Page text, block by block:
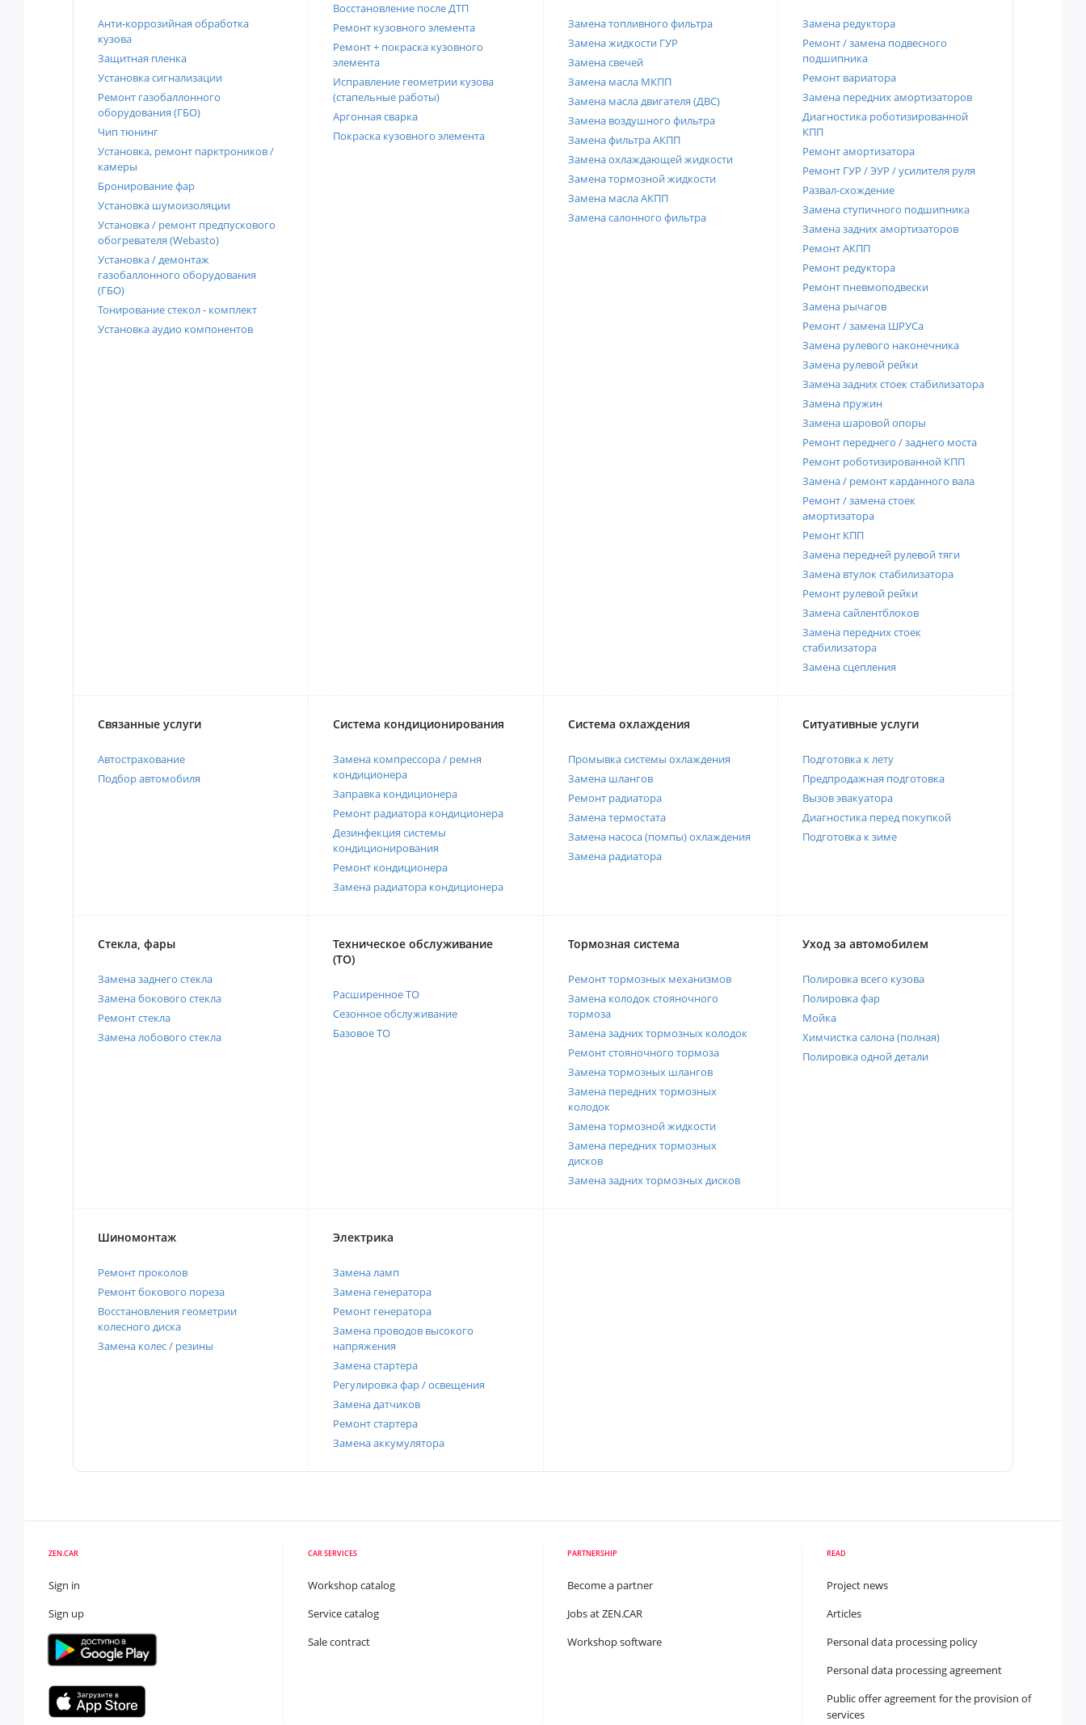
Анти-коррозийная обработка
кузова
Защитная пленка
Установка сигнализации
Ремонт газобаллонного
оборудования (ГБО)
Чип тюнинг
Установка, ремонт парктроников /
камеры
Бронирование фар
Установка шумоизоляции
Установка / ремонт предпускового
обогревателя (Webasto)
Установка / демонтаж
газобаллонного оборудования
(ГБО)
Тонирование стекол - комплект
Установка аудио компонентов
Восстановление после ДТП
Ремонт кузовного элемента
Ремонт + покраска кузовного
элемента
Исправление геометрии кузова
(стапельные работы)
Аргонная сварка
Покраска кузовного элемента
Замена топливного фильтра
Замена жидкости ГУР
Замена свечей
Замена масла МКПП
Замена масла двигателя (ДВС)
Замена воздушного фильтра
Замена фильтра АКПП
Замена охлаждающей жидкости
Замена тормозной жидкости
Замена масла АКПП
Замена салонного фильтра
Замена редуктора
Ремонт / замена подвесного
подшипника
Ремонт вариатора
Замена передних амортизаторов
Диагностика роботизированной
КПП
Ремонт амортизатора
Ремонт ГУР / ЭУР / усилителя руля
Развал-схождение
Замена ступичного подшипника
Замена задних амортизаторов
Ремонт АКПП
Ремонт редуктора
Ремонт пневмоподвески
Замена рычагов
Ремонт / замена ШРУСа
Замена рулевого наконечника
Замена рулевой рейки
Замена задних стоек стабилизатора
Замена пружин
Замена шаровой опоры
Ремонт переднего / заднего моста
Ремонт роботизированной КПП
Замена / ремонт карданного вала
Ремонт / замена стоек
амортизатора
Ремонт КПП
Замена передней рулевой тяги
Замена втулок стабилизатора
Ремонт рулевой рейки
Замена сайлентблоков
Замена передних стоек
стабилизатора
Замена сцепления
Связанные услуги
Автострахование
Подбор автомобиля
Система кондиционирования
Замена компрессора / ремня
кондиционера
Заправка кондиционера
Ремонт радиатора кондиционера
Дезинфекция системы
кондиционирования
Ремонт кондиционера
Замена радиатора кондиционера
Система охлаждения
Промывка системы охлаждения
Замена шлангов
Ремонт радиатора
Замена термостата
Замена насоса (помпы) охлаждения
Замена радиатора
Ситуативные услуги
Подготовка к лету
Предпродажная подготовка
Вызов эвакуатора
Диагностика перед покупкой
Подготовка к зиме
Стекла, фары
Замена заднего стекла
Замена бокового стекла
Ремонт стекла
Замена лобового стекла
Техническое обслуживание
(ТО)
Расширенное ТО
Сезонное обслуживание
Базовое ТО
Тормозная система
Ремонт тормозных механизмов
Замена колодок стояночного
тормоза
Замена задних тормозных колодок
Ремонт стояночного тормоза
Замена тормозных шлангов
Замена передних тормозных
колодок
Замена тормозной жидкости
Замена передних тормозных
дисков
Замена задних тормозных дисков
Уход за автомобилем
Полировка всего кузова
Полировка фар
Мойка
Химчистка салона (полная)
Полировка одной детали
Шиномонтаж
Ремонт проколов
Ремонт бокового пореза
Восстановления геометрии
колесного диска
Замена колес / резины
Электрика
Замена ламп
Замена генератора
Ремонт генератора
Замена проводов высокого
напряжения
Замена стартера
Регулировка фар / освещения
Замена датчиков
Ремонт стартера
Замена аккумулятора
ZEN.CAR
Sign in
Sign up
CAR SERVICES
Workshop catalog
Service catalog
Sale contract
PARTNERSHIP
Become a partner
Jobs at ZEN.CAR
Workshop software
READ
Project news
Articles
Personal data processing policy
Personal data processing agreement
Public offer agreement for the provision of
services